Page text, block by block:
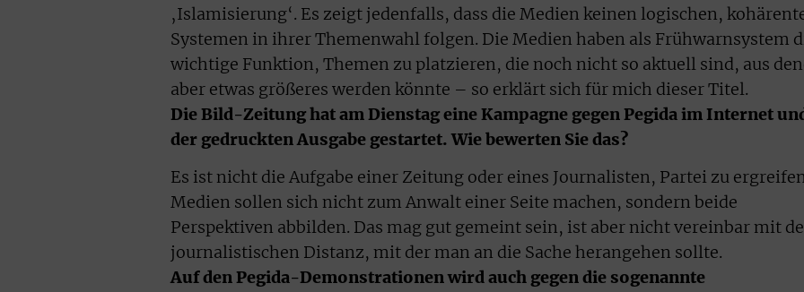
‚Islamisierung‘. Es zeigt jedenfalls, dass die Medien keinen logischen,
Systemen in ihrer Themenwahl folgen. Die Medien haben als Frühwarnsystem
wichtige Funktion, Themen zu platzieren, die noch nicht so aktuell sind, aus
aber etwas größeres werden könnte – so erklärt sich für mich dieser Titel.
Die Bild-Zeitung hat am Dienstag eine Kampagne gegen Pegida im Internet
der gedruckten Ausgabe gestartet. Wie bewerten Sie das?
Es ist nicht die Aufgabe einer Zeitung oder eines Journalisten, Partei zu
Medien sollen sich nicht zum Anwalt einer Seite machen, sondern beide
Perspektiven abbilden. Das mag gut gemeint sein, ist aber nicht vereinbar mit
journalistischen Distanz, mit der man an die Sache herangehen sollte.
Auf den Pegida-Demonstrationen wird auch gegen die sogenannte